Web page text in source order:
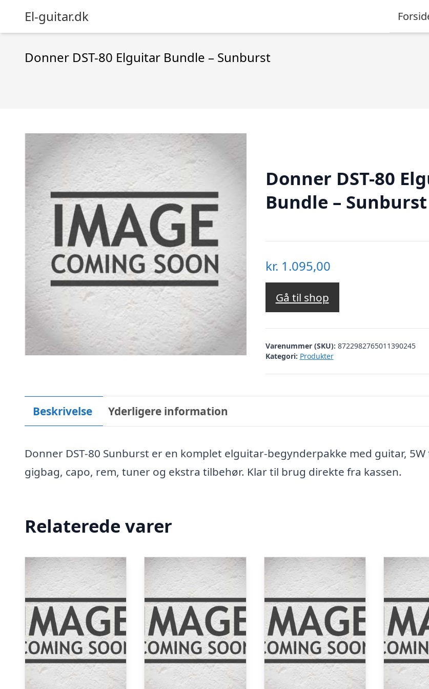
El-guitar.dk
Donner DST-80 Elguitar Bundle – Sunburst
Donner DST-80
Bundle – Sunburst
kr. 1.095,00
Gå til shop
Varenummer (SKU): 8722982765011390245
Kategori: Produkter
Beskrivelse Yderligere information
Donner DST-80 Sunburst er en komplet elguitar-begynderpakke med guitar,
gigbag, capo, rem, tuner og ekstra tilbehør. Klar til brug direkte fra kassen.
Relaterede varer